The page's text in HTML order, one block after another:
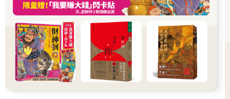
怕凶星的侵犯。
（8）地門：巳宮為地門。天地相對，亥宮為天門，故巳宮為地
門。
（9）人門：寅宮為人門。
（10）鬼門：申宮為鬼門。
（11）空門：在奇門中，戌、亥兩宮為空門。
3．五行局
排命盤的第一步是確定五行局。五行局確定後才能安紫微星。因